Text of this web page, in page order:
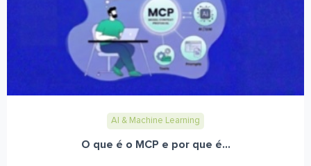
AI & Machine Learning
O que é o MCP e por que é...